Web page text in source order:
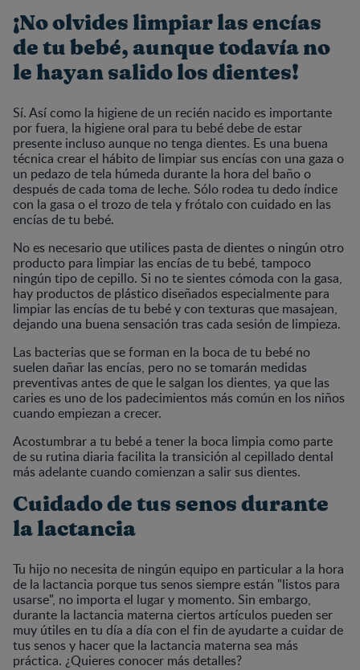
¡No olvides limpiar las encías
de tu bebé, aunque todavía no
le hayan salido los dientes!
Sí. Así como la higiene de un recién nacido es importante
por fuera, la higiene oral para tu bebé debe de estar
presente incluso aunque no tenga dientes. Es una buena
técnica crear el hábito de limpiar sus encías con una gaza o
un pedazo de tela húmeda durante la hora del baño o
después de cada toma de leche. Sólo rodea tu dedo índice
con la gasa o el trozo de tela y frótalo con cuidado en las
encías de tu bebé.
No es necesario que utilices pasta de dientes o ningún otro
producto para limpiar las encías de tu bebé, tampoco
ningún tipo de cepillo. Si no te sientes cómoda con la gasa,
hay productos de plástico diseñados especialmente para
limpiar las encías de tu bebé y con texturas que masajean,
dejando una buena sensación tras cada sesión de limpieza.
Las bacterias que se forman en la boca de tu bebé no
suelen dañar las encías, pero no se tomarán medidas
preventivas antes de que le salgan los dientes, ya que las
caries es uno de los padecimientos más común en los niños
cuando empiezan a crecer.
Acostumbrar a tu bebé a tener la boca limpia como parte
de su rutina diaria facilita la transición al cepillado dental
más adelante cuando comienzan a salir sus dientes.
Cuidado de tus senos durante
la lactancia
Tu hijo no necesita de ningún equipo en particular a la hora
de la lactancia porque tus senos siempre están "listos para
usarse", no importa el lugar y momento. Sin embargo,
durante la lactancia materna ciertos artículos pueden ser
muy útiles en tu día a día con el fin de ayudarte a cuidar de
tus senos y hacer que la lactancia materna sea más
práctica. ¿Quieres conocer más detalles?